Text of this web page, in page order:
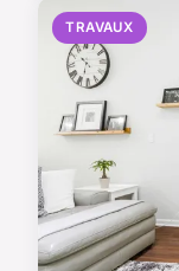
TRAVAUX